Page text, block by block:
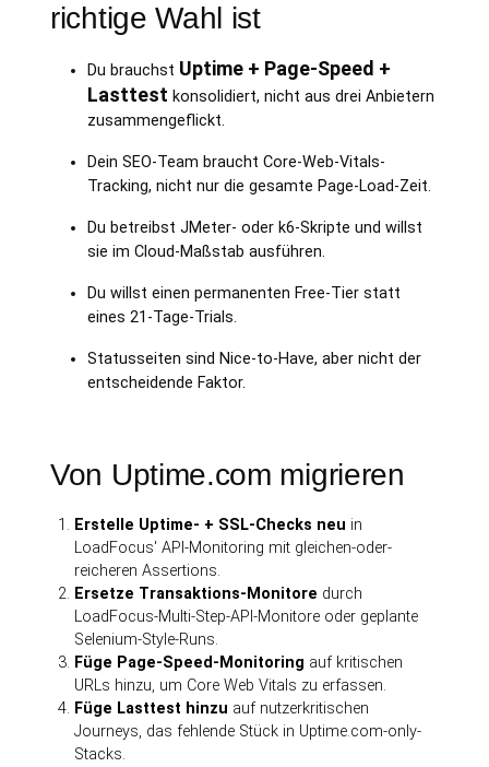
richtige Wahl ist
Du brauchst Uptime + Page-Speed +
Lasttest konsolidiert, nicht aus drei Anbietern
zusammengeflickt.
Dein SEO-Team braucht Core-Web-Vitals-
Tracking, nicht nur die gesamte Page-Load-Zeit.
Du betreibst JMeter- oder k6-Skripte und willst
sie im Cloud-Maßstab ausführen.
Du willst einen permanenten Free-Tier statt
eines 21-Tage-Trials.
Statusseiten sind Nice-to-Have, aber nicht der
entscheidende Faktor.
Von Uptime.com migrieren
Erstelle Uptime- + SSL-Checks neu in
LoadFocus' API-Monitoring mit gleichen-oder-
reicheren Assertions.
Ersetze Transaktions-Monitore durch
LoadFocus-Multi-Step-API-Monitore oder geplante
Selenium-Style-Runs.
Füge Page-Speed-Monitoring auf kritischen
URLs hinzu, um Core Web Vitals zu erfassen.
Füge Lasttest hinzu auf nutzerkritischen
Journeys, das fehlende Stück in Uptime.com-only-
Stacks.